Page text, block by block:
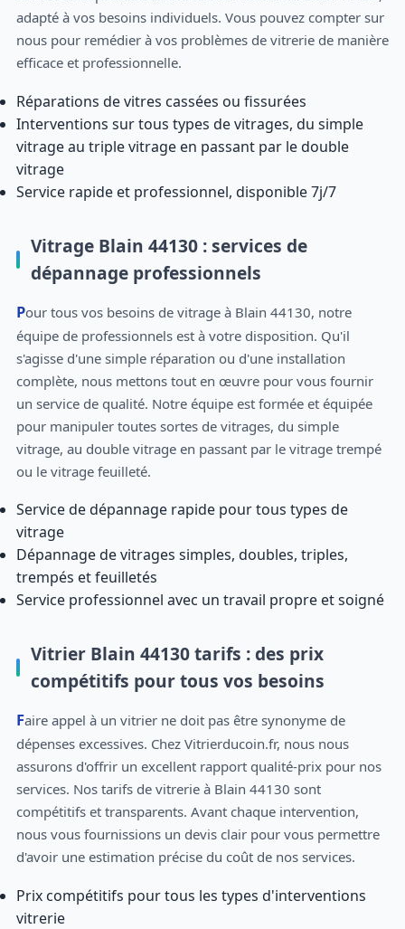
adapté à vos besoins individuels. Vous pouvez compter sur
nous pour remédier à vos problèmes de vitrerie de manière
efficace et professionnelle.
Réparations de vitres cassées ou fissurées
Interventions sur tous types de vitrages, du simple
vitrage au triple vitrage en passant par le double
vitrage
Service rapide et professionnel, disponible 7j/7
Vitrage Blain 44130 : services de
dépannage professionnels
Pour tous vos besoins de vitrage à Blain 44130, notre
équipe de professionnels est à votre disposition. Qu'il
s'agisse d'une simple réparation ou d'une installation
complète, nous mettons tout en œuvre pour vous fournir
un service de qualité. Notre équipe est formée et équipée
pour manipuler toutes sortes de vitrages, du simple
vitrage, au double vitrage en passant par le vitrage trempé
ou le vitrage feuilleté.
Service de dépannage rapide pour tous types de
vitrage
Dépannage de vitrages simples, doubles, triples,
trempés et feuilletés
Service professionnel avec un travail propre et soigné
Vitrier Blain 44130 tarifs : des prix
compétitifs pour tous vos besoins
Faire appel à un vitrier ne doit pas être synonyme de
dépenses excessives. Chez Vitrierducoin.fr, nous nous
assurons d'offrir un excellent rapport qualité-prix pour nos
services. Nos tarifs de vitrerie à Blain 44130 sont
compétitifs et transparents. Avant chaque intervention,
nous vous fournissions un devis clair pour vous permettre
d'avoir une estimation précise du coût de nos services.
Prix compétitifs pour tous les types d'interventions
vitrerie